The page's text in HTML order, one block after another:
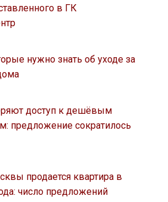
в ГК
нужно знать об уходе за
доступ к дешёвым
предложение сократилось
продается квартира в
число предложений